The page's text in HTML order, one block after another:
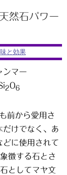
然石パワー
と効果
マー
2O6
前から愛用さ
けでなく、あ
どに使用されて
徴する石とさ
としてマヤ文